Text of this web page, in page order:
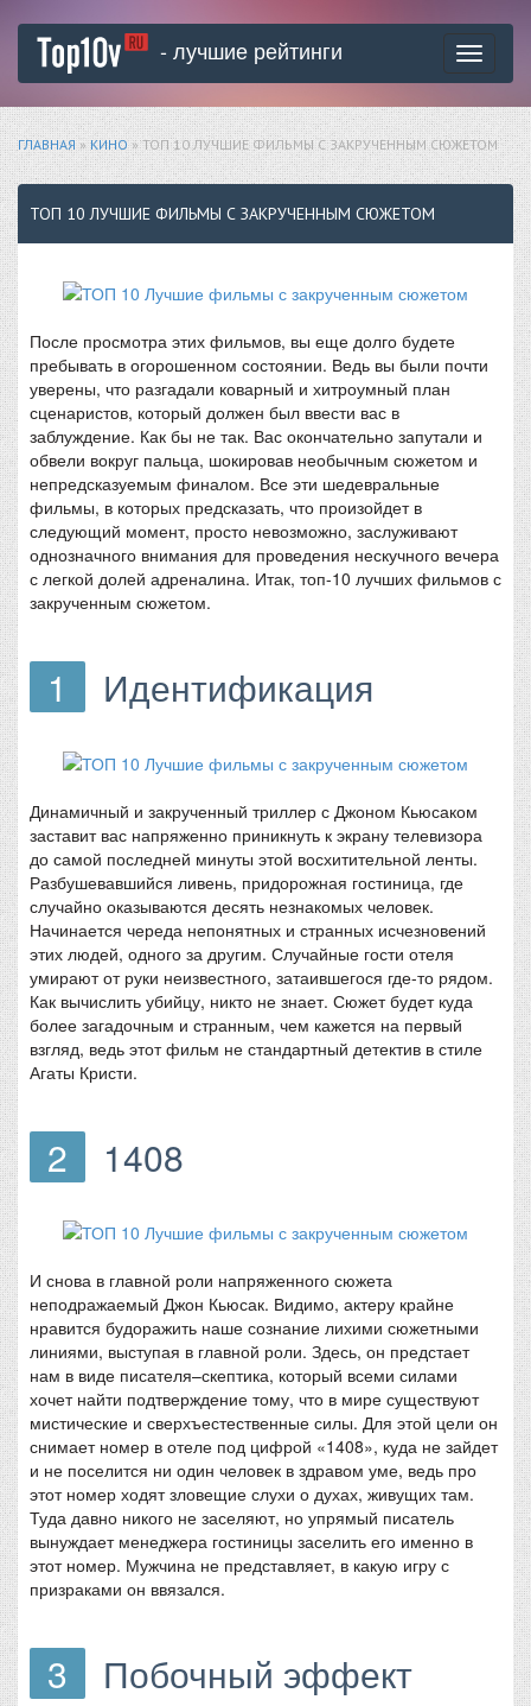
Toggle
- лучшие рейтинги
ГЛАВНАЯ »КИНО» ТОП 10 ЛУЧШИЕ ФИЛЬМЫ С ЗАКРУЧЕННЫМ СЮЖЕТОМ
ТОП 10 ЛУЧШИЕ ФИЛЬМЫ С ЗАКРУЧЕННЫМ СЮЖЕТОМ
После просмотра этих фильмов, вы еще долго будете
пребывать в огорошенном состоянии. Ведь вы были почти
уверены, что разгадали коварный и хитроумный план
сценаристов, который должен был ввести вас в
заблуждение. Как бы не так. Вас окончательно запутали и
обвели вокруг пальца, шокировав необычным сюжетом и
непредсказуемым финалом. Все эти шедевральные
фильмы, в которых предсказать, что произойдет в
следующий момент, просто невозможно, заслуживают
однозначного внимания для проведения нескучного вечера
с легкой долей адреналина. Итак, топ-10 лучших фильмов с
закрученным сюжетом.
1 Идентификация
Динамичный и закрученный триллер с Джоном Кьюсаком
заставит вас напряженно приникнуть к экрану телевизора
до самой последней минуты этой восхитительной ленты.
Разбушевавшийся ливень, придорожная гостиница, где
случайно оказываются десять незнакомых человек.
Начинается череда непонятных и странных исчезновений
этих людей, одного за другим. Случайные гости отеля
умирают от руки неизвестного, затаившегося где-то рядом.
Как вычислить убийцу, никто не знает. Сюжет будет куда
более загадочным и странным, чем кажется на первый
взгляд, ведь этот фильм не стандартный детектив в стиле
Агаты Кристи.
2 1408
И снова в главной роли напряженного сюжета
неподражаемый Джон Кьюсак. Видимо, актеру крайне
нравится будоражить наше сознание лихими сюжетными
линиями, выступая в главной роли. Здесь, он предстает
нам в виде писателя–скептика, который всеми силами
хочет найти подтверждение тому, что в мире существуют
мистические и сверхъестественные силы. Для этой цели он
снимает номер в отеле под цифрой «1408», куда не зайдет
и не поселится ни один человек в здравом уме, ведь про
этот номер ходят зловещие слухи о духах, живущих там.
Туда давно никого не заселяют, но упрямый писатель
вынуждает менеджера гостиницы заселить его именно в
этот номер. Мужчина не представляет, в какую игру с
призраками он ввязался.
3 Побочный эффект